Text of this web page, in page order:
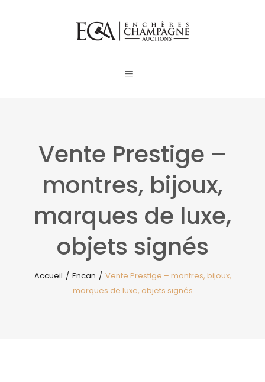
Vente Prestige –
montres, bijoux,
marques de luxe,
objets signés
Accueil / Encan / Vente Prestige – montres, bijoux,
marques de luxe, objets signés